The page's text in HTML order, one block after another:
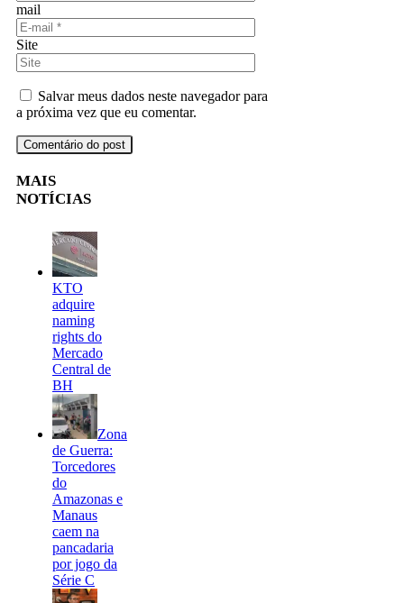
mail
Site
Salvar meus dados neste navegador para
a próxima vez que eu comentar.
MAIS
NOTÍCIAS
KTO
adquire
naming
rights do
Mercado
Central de
BH
Zona
de Guerra:
Torcedores
do
Amazonas e
Manaus
caem na
pancadaria
por jogo da
Série C